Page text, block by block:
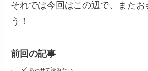
それでは今回はこの辺で、またお
う！
前回の記事
あわせて読みたい